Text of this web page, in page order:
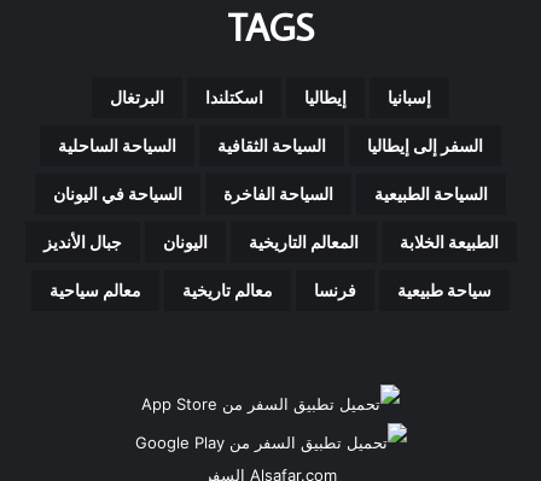
TAGS
إسبانيا إيطاليا اسكتلندا البرتغال
السفر إلى إيطاليا السياحة الثقافية السياحة الساحلية
السياحة الطبيعية السياحة الفاخرة السياحة في اليونان
الطبيعة الخلابة المعالم التاريخية اليونان جبال الأنديز
سياحة طبيعية فرنسا معالم تاريخية معالم سياحية
Alsafar.com السفر